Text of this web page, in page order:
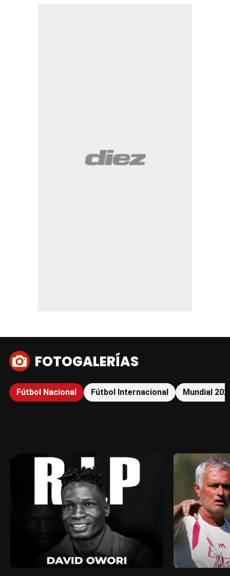
FOTOGALERÍAS
Fútbol Nacional Fútbol Internacional Mundial